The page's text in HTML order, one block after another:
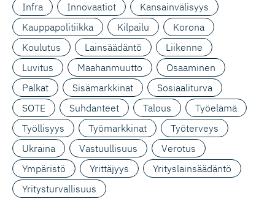
Infra
Innovaatiot
Kansainvälisyys
Kauppapolitiikka
Kilpailu
Korona
Koulutus
Lainsäädäntö
Liikenne
Luvitus
Maahanmuutto
Osaaminen
Palkat
Sisämarkkinat
Sosiaaliturva
SOTE
Suhdanteet Talous
Työelämä
Työllisyys
Työmarkkinat
Työterveys
Ukraina
Vastuullisuus
Verotus
Ympäristö
Yrittäjyys
Yrityslainsäädäntö
Yritysturvallisuus